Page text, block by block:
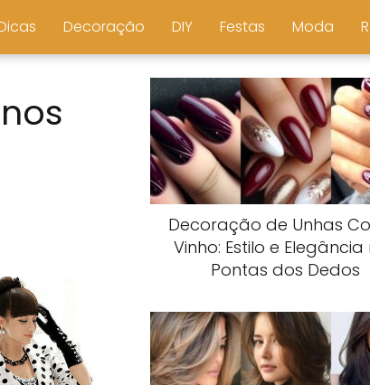
Decoração DIY Festas Moda
Decoração de Unhas
Vinho: Estilo e Elegância
Pontas dos Dedos